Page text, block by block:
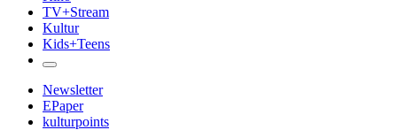
TV+Stream
Kultur
Kids+Teens
Newsletter
EPaper
kulturpoints